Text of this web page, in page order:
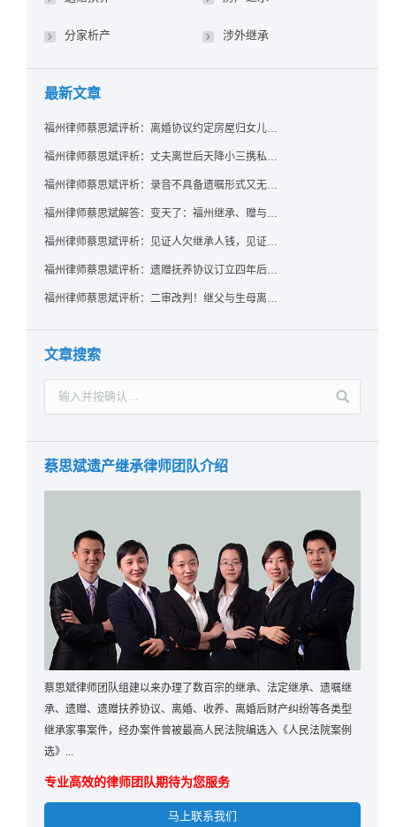
分家析产 涉外继承
最新文章
福州律师蔡思斌评析：离婚协议约定房屋归女儿所有，父亲去世后继母能否拒绝过户？
福州律师蔡思斌评析：丈夫离世后天降小三携私生子争遗产，法院正义判决保住原配80%份额！
福州律师蔡思斌评析：录音不具备遗嘱形式又无法证明赠与意愿——法院：按法定继承处理
福州律师蔡思斌解答：变天了：福州继承、赠与房产转让要收20%个税？福州国税官方回复来了！
福州律师蔡思斌评析：见证人欠继承人钱，见证遗嘱还有效吗？
福州律师蔡思斌评析：遗赠抚养协议订立四年后丧失民事行为能力，协议有效吗？
福州律师蔡思斌评析：二审改判！继父与生母离婚后，曾受其抚养的继子女是否仍享有继承权？
文章搜索
蔡思斌遗产继承律师团队介绍
蔡思斌律师团队组建以来办理了数百宗的继承、法定继承、遗嘱继
承、遗赠、遗赠扶养协议、离婚、收养、离婚后财产纠纷等各类型
继承家事案件，经办案件曾被最高人民法院编选入《人民法院案例
选》...
专业高效的律师团队期待为您服务
马上联系我们